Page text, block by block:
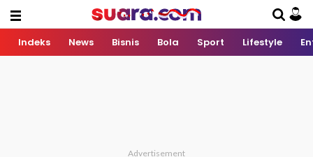
Indeks News Bisnis Bola Sport Lifestyle